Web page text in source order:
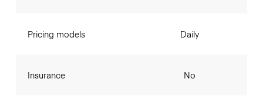
Pricing models
Insurance
Daily
No